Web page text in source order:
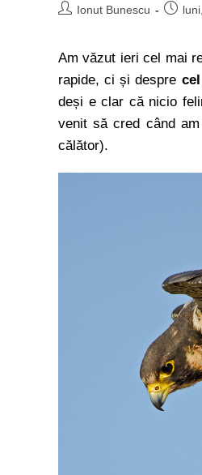
Ionut Bunescu
Am văzut ieri cel mai
rapide, ci și despre
deși e clar că nicio
venit să cred când
călător).